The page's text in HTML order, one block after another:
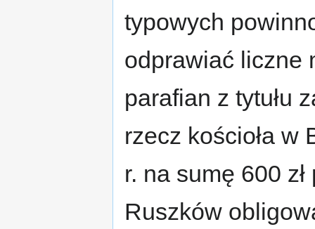
typowych
odprawiać liczne
parafian z tytułu
rzecz kościoła w
r. na sumę 600
Ruszków